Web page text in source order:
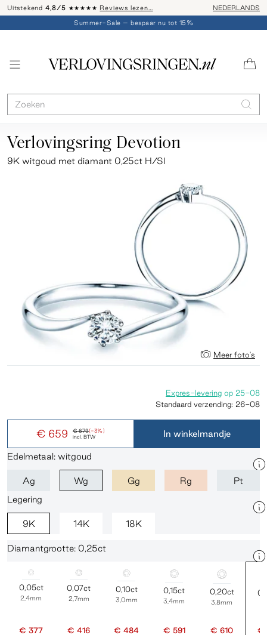
Uitstekend 4,8/5 ★★★★★ Reviews lezen… Advies: 020 -
NEDERLANDS
Summer-Sale – bespaar nu tot 15%
Verlovingsring Devotion
9K witgoud met diamant 0,25ct H/SI
Meer foto's
€ 679(-3%)
€ 659 incl. BTW
Expres-levering op 25-08
Standaard verzending: 26-08
In winkelmandje
Edelmetaal: witgoud
Ag Wg Gg Rg
Pt
Legering
9K 14K 18K
Diamantgrootte: 0,25ct
0,05ct
2,4mm
€ 377
0,07ct
2,7mm
€ 416
0,10ct
3,0mm
€ 484
0,15ct
3,4mm
€ 591
0,20ct
3,8mm
€ 610 €